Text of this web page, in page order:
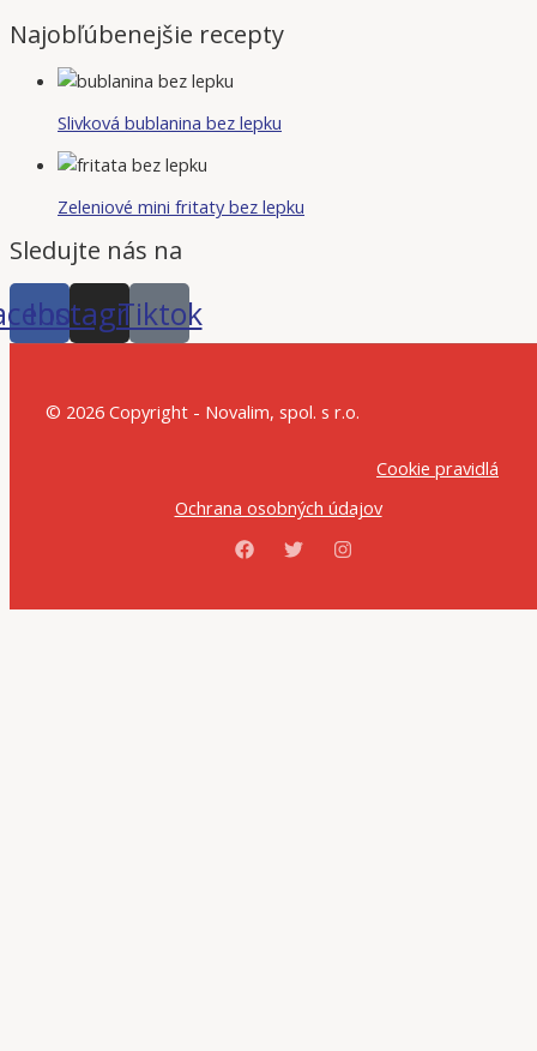
Najobľúbenejšie recepty
Slivková bublanina bez lepku
Zeleniové mini fritaty bez lepku
Sledujte nás na
Instagram
Tiktok
© 2026 Copyright - Novalim, spol. s r.o.
Cookie pravidlá
Ochrana osobných údajov